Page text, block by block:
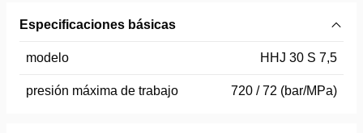
Especificaciones básicas
modelo HHJ 30 S 7,5
presión máxima de trabajo 720 / 72 (bar/MPa)